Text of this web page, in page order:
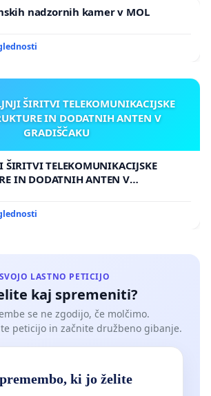
nadzornih kamer v MOL
ŠIRITVI TELEKOMUNIKACIJSKE
IN DODATNIH ANTEN V
GRADIŠČAKU
ŠIRITVI TELEKOMUNIKACIJSKE
IN DODATNIH ANTEN V
LASTNO PETICIJO
kaj spremeniti?
se ne zgodijo, če molčimo.
peticijo in začnite družbeno gibanje.
ki jo želite